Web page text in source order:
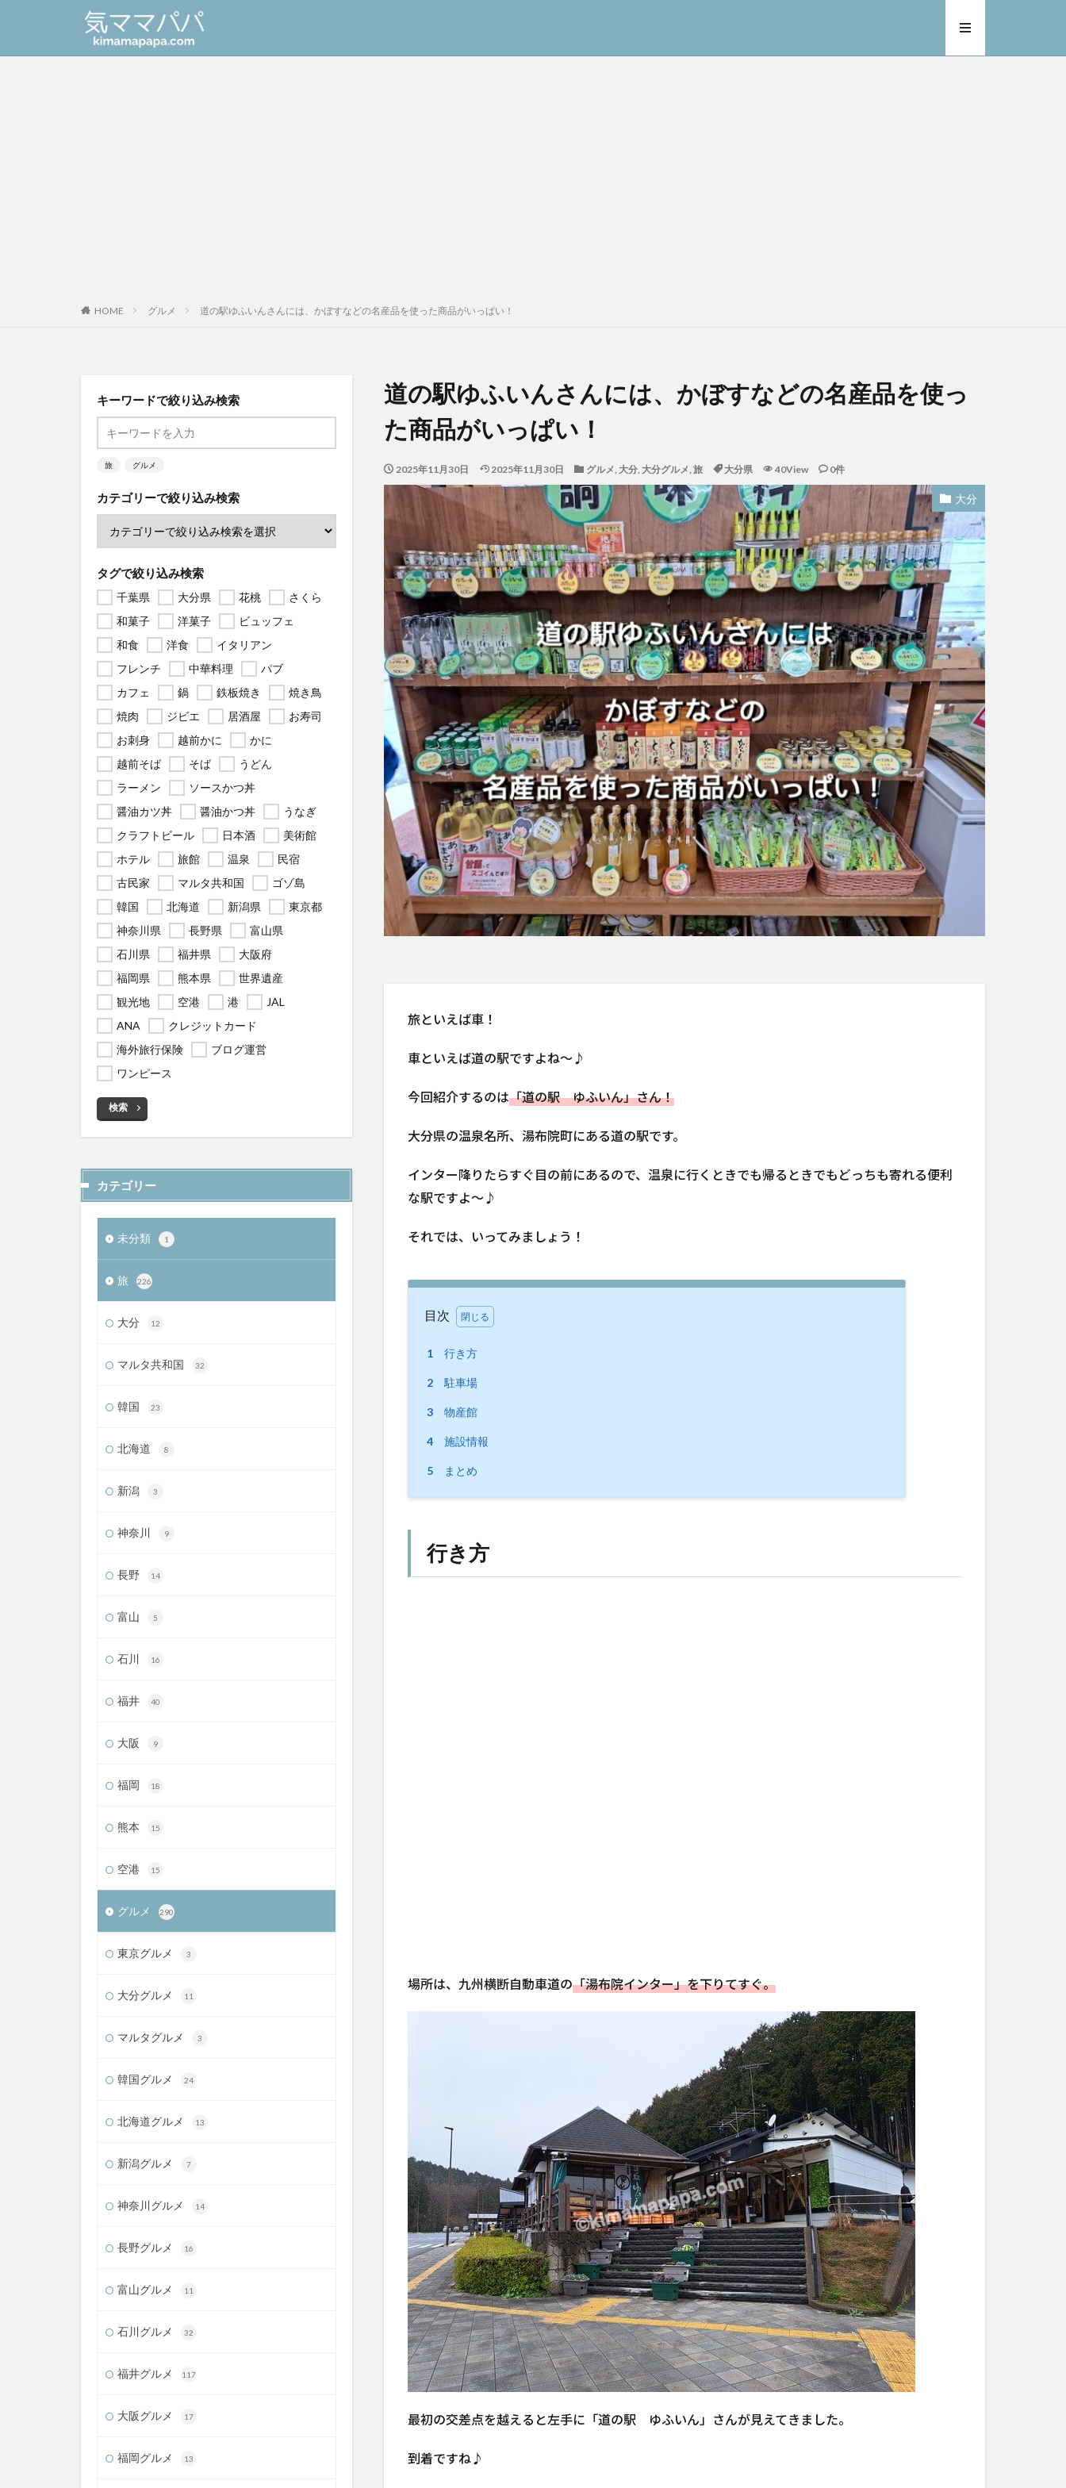
HOME グルメ 道の駅ゆふいんさんには、かぼすなどの名産品を使った商品がいっぱい！
道の駅ゆふいんさんには、かぼすなどの名産品を使っ
た商品がいっぱい！
2025年11月30日 2025年11月30日 グルメ, 大分, 大分グルメ, 旅 大分県 40View 0件
大分
旅といえば車！
車といえば道の駅ですよね〜♪
今回紹介するのは「道の駅 ゆふいん」さん！
大分県の温泉名所、湯布院町にある道の駅です。
インター降りたらすぐ目の前にあるので、温泉に行くときでも帰るときでもどっちも寄れる便利
な駅ですよ〜♪
それでは、いってみましょう！
目次
1 行き方
2 駐車場
3 物産館
4 施設情報
5 まとめ
行き方
場所は、九州横断自動車道の「湯布院インター」を下りてすぐ。
最初の交差点を越えると左手に「道の駅 ゆふいん」さんが見えてきました。
到着ですね♪
キーワードで絞り込み検索
旅 グルメ
カテゴリーで絞り込み検索
タグで絞り込み検索
千葉県 大分県 花桃
さくら
和菓子
洋菓子
ビュッフェ
和食
洋食
イタリアン
フレンチ
中華料理
パブ
カフェ
鍋 鉄板焼き
焼き鳥
焼肉
ジビエ 居酒屋
お寿司
お刺身
越前かに
かに
越前そば
そば
うどん
ラーメン
ソースかつ丼
醤油カツ丼
醤油かつ丼
うなぎ
クラフトビール
日本酒
美術館
ホテル
旅館 温泉
民宿
古民家
マルタ共和国
ゴゾ島
韓国
北海道 新潟県
東京都
神奈川県
長野県
富山県
石川県
福井県
大阪府
福岡県
熊本県
世界遺産
観光地
空港 港
JAL
ANA
クレジットカード
海外旅行保険
ブログ運営
ワンピース
検索
カテゴリー
未分類 1
旅 226
大分 12
マルタ共和国 32
韓国 23
北海道 8
新潟 3
神奈川 9
長野 14
富山 5
石川 16
福井 40
大阪 9
福岡 18
熊本 15
空港 15
グルメ 290
東京グルメ 3
大分グルメ 11
マルタグルメ 3
韓国グルメ 24
北海道グルメ 13
新潟グルメ 7
神奈川グルメ 14
長野グルメ 16
富山グルメ 11
石川グルメ 32
福井グルメ 117
大阪グルメ 17
福岡グルメ 13